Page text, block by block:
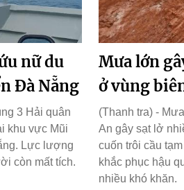
nữ du
Đà Nẵng
3 Hải quân
khu vực Mũi
Lực lượng
còn mất tích.
Mưa lớn
ở vùng
(Thanh tra) -
An gây sạt lở
cuốn trôi cầu
khắc phục hậu
nhiều khó khăn.